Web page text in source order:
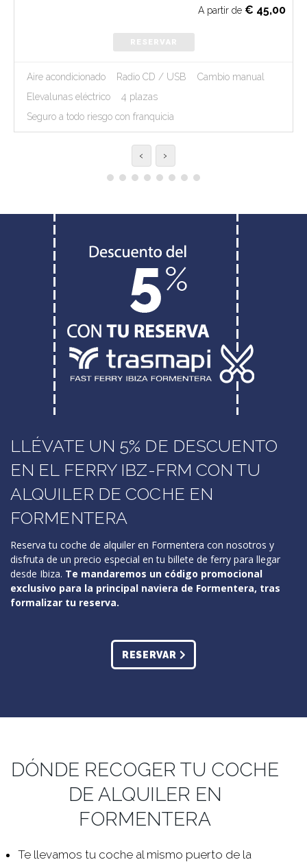
A partir de € 45,00
RESERVAR
Aire acondicionado Radio CD / USB
Cambio manual
Elevalunas eléctrico
4 plazas
Seguro a todo riesgo con franquicia
‹ ›
LLÉVATE UN 5% DE DESCUENTO
EN EL FERRY IBZ-FRM CON TU
ALQUILER DE COCHE EN
FORMENTERA
Reserva tu coche de alquiler en Formentera con nosotros y
disfruta de un precio especial en tu billete de ferry para llegar
desde Ibiza. Te mandaremos un código promocional
exclusivo para la principal naviera de Formentera, tras
formalizar tu reserva.
RESERVAR
DÓNDE RECOGER TU COCHE
DE ALQUILER EN
FORMENTERA
Te llevamos tu coche al mismo puerto de la